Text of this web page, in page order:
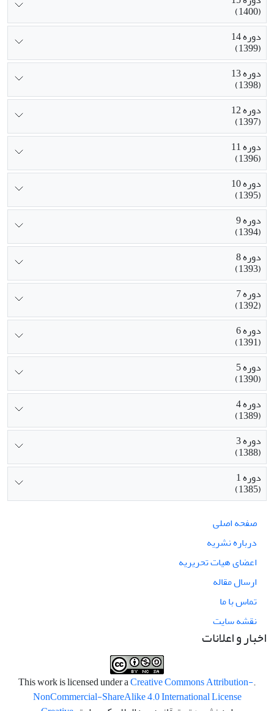
(1400)
دوره 14
(1399)
دوره 13
(1398)
دوره 12
(1397)
دوره 11
(1396)
دوره 10
(1395)
دوره 9
(1394)
دوره 8
(1393)
دوره 7
(1392)
دوره 6
(1391)
دوره 5
(1390)
دوره 4
(1389)
دوره 3
(1388)
دوره 1
(1385)
صفحه اصلی
درباره نشریه
اعضای هیات تحریریه
ارسال مقاله
تماس با ما
نقشه سایت
اخبار و اعلانات
.This work is licensed under a
Creative Commons Attribution-
NonCommercial-ShareAlike 4.0 International License